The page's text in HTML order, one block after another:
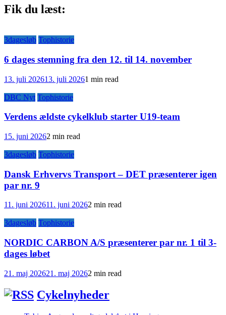
Fik du læst:
3dagesløb Tophistorie
6 dages stemning fra den 12. til 14. november
13. juli 202613. juli 20261 min read
DBC Nyt Tophistorie
Verdens ældste cykelklub starter U19-team
15. juni 20262 min read
3dagesløb Tophistorie
Dansk Erhvervs Transport – DET præsenterer igen
par nr. 9
11. juni 202611. juni 20262 min read
3dagesløb Tophistorie
NORDIC CARBON A/S præsenterer par nr. 1 til 3-
dages løbet
21. maj 202621. maj 20262 min read
Cykelnyheder